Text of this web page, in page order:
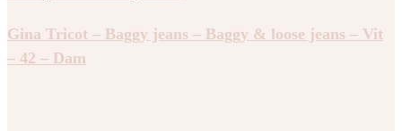
Gina Tricot – Baggy jeans – Baggy & loose jeans – Vit
– 42 – Dam